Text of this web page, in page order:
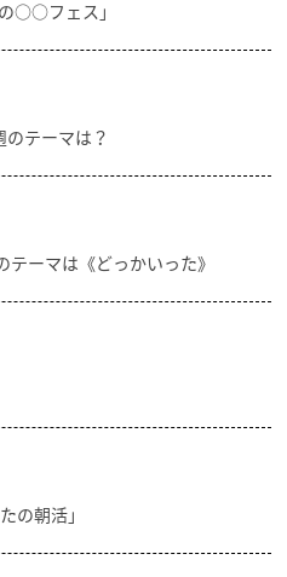
○○フェス」
テーマは？
ーマは《どっかいった》
の朝活」